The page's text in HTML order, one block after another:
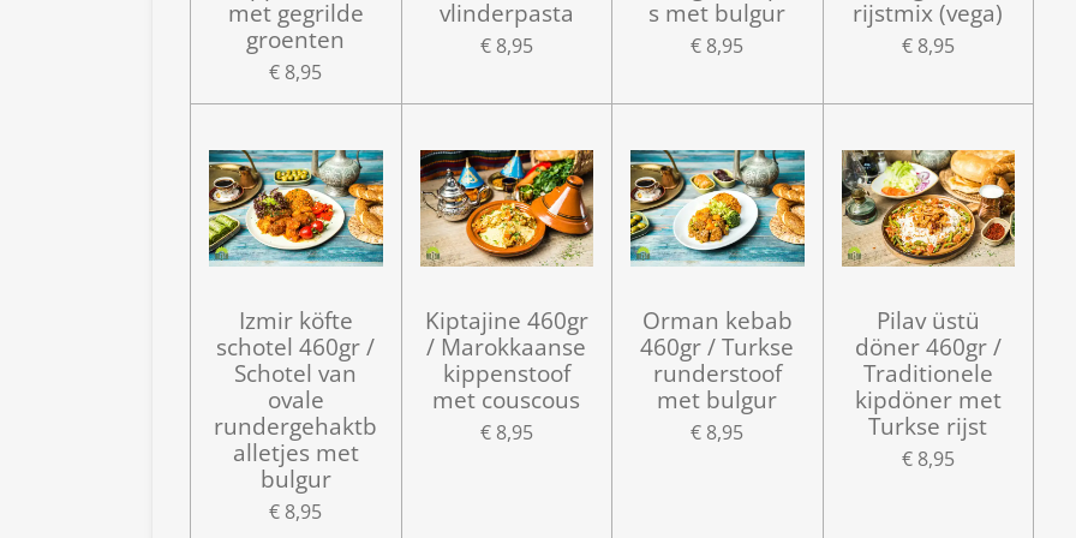
met gegrilde
groenten
€ 8,95
vlinderpasta
€ 8,95
s met bulgur
€ 8,95
rijstmix (vega)
€ 8,95
Izmir köfte
schotel 460gr /
Schotel van
ovale
rundergehaktb
alletjes met
bulgur
€ 8,95
Kiptajine 460gr
/ Marokkaanse
kippenstoof
met couscous
€ 8,95
Orman kebab
460gr / Turkse
runderstoof
met bulgur
€ 8,95
Pilav üstü
döner 460gr /
Traditionele
kipdöner met
Turkse rijst
€ 8,95